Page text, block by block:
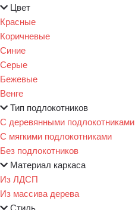
Цвет
Красные
Коричневые
Синие
Серые
Бежевые
Венге
Тип подлокотников
С деревянными подлокотниками
С мягкими подлокотниками
Без подлокотников
Материал каркаса
Из ЛДСП
Из массива дерева
Стиль